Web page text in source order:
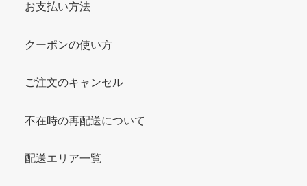
お支払い方法
クーポンの使い方
ご注文のキャンセル
不在時の再配送について
配送エリア一覧